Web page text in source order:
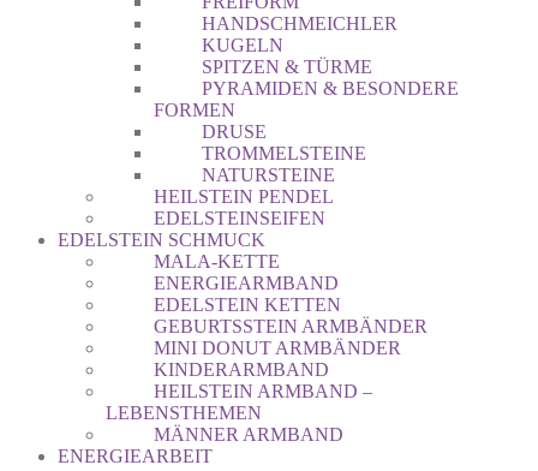
HANDSCHMEICHLER
KUGELN
SPITZEN & TÜRME
PYRAMIDEN & BESONDERE
FORMEN
DRUSE
TROMMELSTEINE
NATURSTEINE
HEILSTEIN PENDEL
EDELSTEINSEIFEN
EDELSTEIN SCHMUCK
MALA-KETTE
ENERGIEARMBAND
EDELSTEIN KETTEN
GEBURTSSTEIN ARMBÄNDER
MINI DONUT ARMBÄNDER
KINDERARMBAND
HEILSTEIN ARMBAND –
LEBENSTHEMEN
MÄNNER ARMBAND
ENERGIEARBEIT